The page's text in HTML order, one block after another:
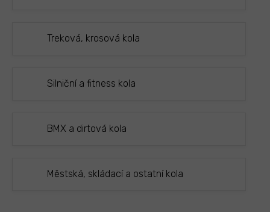
Treková, krosová kola
Silniční a fitness kola
BMX a dirtová kola
Městská, skládací a ostatní kola